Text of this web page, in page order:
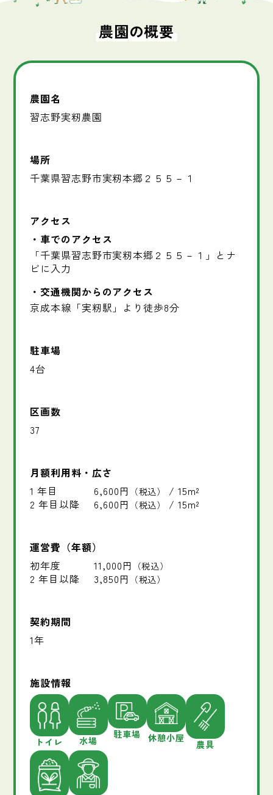
農園の概要
農園名
習志野実籾農園
場所
千葉県習志野市実籾本郷２５５－１
アクセス
車でのアクセス
「千葉県習志野市実籾本郷２５５－１」とナ
ビに入力
交通機関からのアクセス
京成本線「実籾駅」より徒歩8分
駐車場
4台
区画数
37
月額利用料・広さ
1 年目
6,600円 （税込）
/ 15m²
2 年目以降
6,600円 （税込） / 15m²
運営費（年額）
初年度
11,000円 （税込）
2 年目以降 3,850円 （税込）
契約期間
1年
施設情報
トイレ 水場
駐車場 休憩小屋
農具